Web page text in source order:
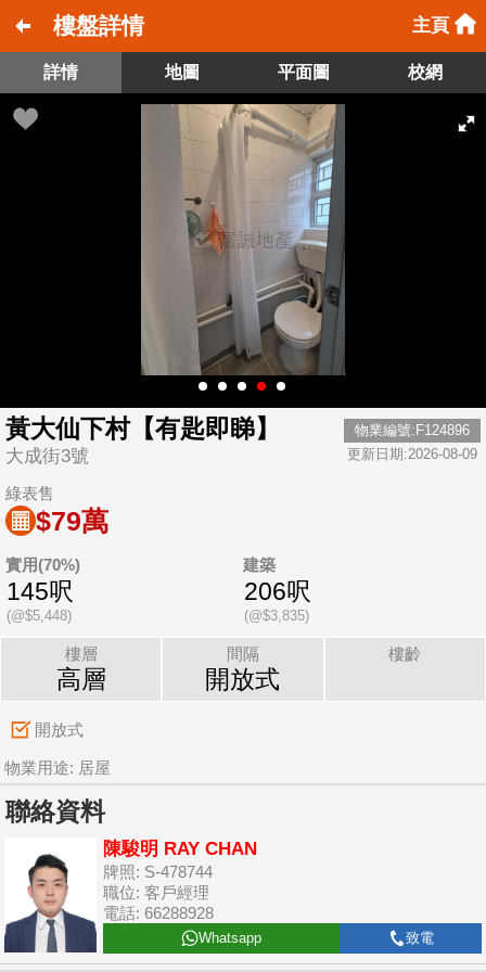
樓盤詳情 主頁
詳情 地圖 平面圖 校網
黃大仙下村【有匙即睇】
大成街3號
物業編號:F124896
更新日期:2026-08-09
綠表售
$79萬
實用(70%)
145呎
(@$5,448)
建築
206呎
(@$3,835)
樓層
高層
間隔
開放式
樓齡
開放式
物業用途: 居屋
聯絡資料
陳駿明 RAY CHAN
牌照: S-478744
職位: 客戶經理
電話: 66288928
Whatsapp 致電